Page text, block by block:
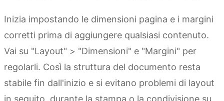
Inizia impostando le dimensioni pagina e i margini
corretti prima di aggiungere qualsiasi contenuto.
Vai su "Layout" > "Dimensioni" e "Margini" per
regolarli. Così la struttura del documento resta
stabile fin dall'inizio e si evitano problemi di layout
in seguito, durante la stampa o la condivisione su